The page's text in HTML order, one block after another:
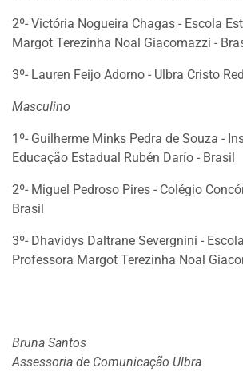
2º- Victória Nogueira Chagas - Escola
Margot Terezinha Noal Giacomazzi -
3º- Lauren Feijo Adorno - Ulbra Cristo
Masculino
1º- Guilherme Minks Pedra de Souza -
Educação Estadual Rubén Darío - Brasil
2º- Miguel Pedroso Pires - Colégio
Brasil
3º- Dhavidys Daltrane Severgnini -
Professora Margot Terezinha Noal
Bruna Santos
Assessoria de Comunicação Ulbra